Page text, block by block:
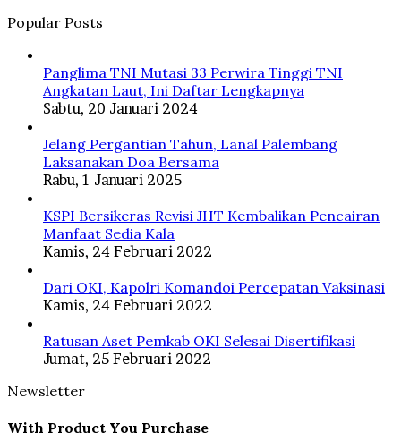
Popular Posts
Panglima TNI Mutasi 33 Perwira Tinggi TNI
Angkatan Laut, Ini Daftar Lengkapnya
Sabtu, 20 Januari 2024
Jelang Pergantian Tahun, Lanal Palembang
Laksanakan Doa Bersama
Rabu, 1 Januari 2025
KSPI Bersikeras Revisi JHT Kembalikan Pencairan
Manfaat Sedia Kala
Kamis, 24 Februari 2022
Dari OKI, Kapolri Komandoi Percepatan Vaksinasi
Kamis, 24 Februari 2022
Ratusan Aset Pemkab OKI Selesai Disertifikasi
Jumat, 25 Februari 2022
Newsletter
With Product You Purchase